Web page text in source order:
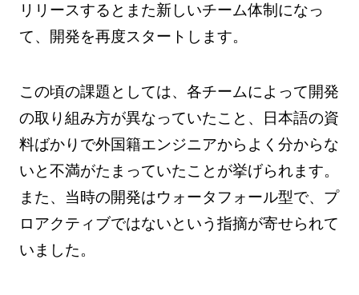
リリースするとまた新しいチーム体制になっ
て、開発を再度スタートします。
この頃の課題としては、各チームによって開発
の取り組み方が異なっていたこと、日本語の資
料ばかりで外国籍エンジニアからよく分からな
いと不満がたまっていたことが挙げられます。
また、当時の開発はウォータフォール型で、プ
ロアクティブではないという指摘が寄せられて
いました。